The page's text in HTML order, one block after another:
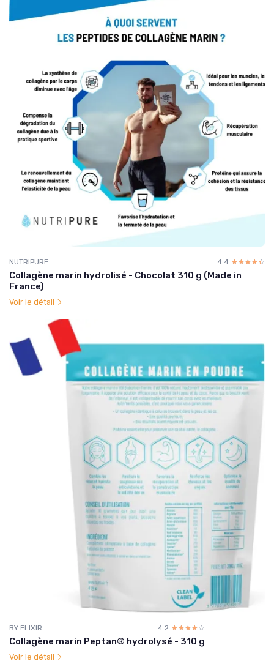
NUTRIPURE 4.4 ☆☆☆☆☆
★★★★★
Collagène marin hydrolisé - Chocolat 310 g (Made in
France)
Voir le détail
BY ELIXIR 4.2 ☆☆☆☆☆
★★★★★
Collagène marin Peptan® hydrolysé - 310 g
Voir le détail